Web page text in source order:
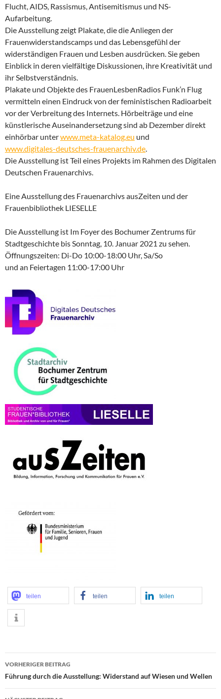
Flucht, AIDS, Rassismus, Antisemitismus und NS-
Aufarbeitung.
Die Ausstellung zeigt Plakate, die die Anliegen der
Frauenwiderstandscamps und das Lebensgefühl der
widerständigen Frauen und Lesben ausdrücken. Sie geben
Einblick in deren vielfältige Diskussionen, ihre Kreativität und
ihr Selbstverständnis.
Plakate und Objekte des FrauenLesbenRadios Funk’n Flug
vermitteln einen Eindruck von der feministischen Radioarbeit
vor der Verbreitung des Internets. Hörbeiträge und eine
künstlerische Auseinandersetzung sind ab Dezember direkt
einhörbar unterwww.meta-katalog.eu und
www.digitales-deutsches-frauenarchiv.de.
Die Ausstellung ist Teil eines Projekts im Rahmen des Digitalen
Deutschen Frauenarchivs.
Eine Ausstellung des Frauenarchivs ausZeiten und der
Frauenbibliothek LIESELLE
Die Ausstellung ist Im Foyer des Bochumer Zentrums für
Stadtgeschichte bis Sonntag, 10. Januar 2021 zu sehen.
Öffnungszeiten: Di-Do 10:00-18:00 Uhr, Sa/So
und an Feiertagen 11:00-17:00 Uhr
teilen teilen teilen
Beitragsnavigation
VORHERIGER BEITRAG
Führung durch die Ausstellung: Widerstand auf Wiesen und Wellen